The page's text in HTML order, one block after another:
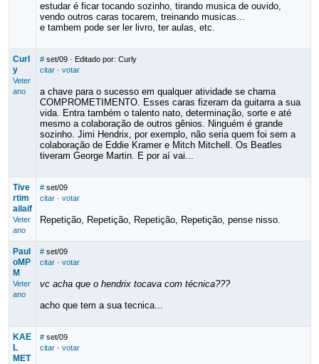
estudar é ficar tocando sozinho, tirando musica de ouvido,
vendo outros caras tocarem, treinando musicas...
e tambem pode ser ler livro, ter aulas, etc.
Curl
y
Veter
ano
# set/09· Editado por: Curly
citar· votar
a chave para o sucesso em qualquer atividade se chama
COMPROMETIMENTO. Esses caras fizeram da guitarra a sua
vida. Entra também o talento nato, determinação, sorte e até
mesmo a colaboração de outros gênios. Ninguém é grande
sozinho. Jimi Hendrix, por exemplo, não seria quem foi sem a
colaboração de Eddie Kramer e Mitch Mitchell. Os Beatles
tiveram George Martin. E por aí vai...
Tive
rtim
ailaif
Veter
ano
# set/09
citar· votar
Repetição, Repetição, Repetição, Repetição, pense nisso.
Paul
oMP
M
Veter
ano
# set/09
citar· votar
vc acha que o hendrix tocava com técnica???
acho que tem a sua tecnica...
KAE
L
MET
# set/09
citar· votar